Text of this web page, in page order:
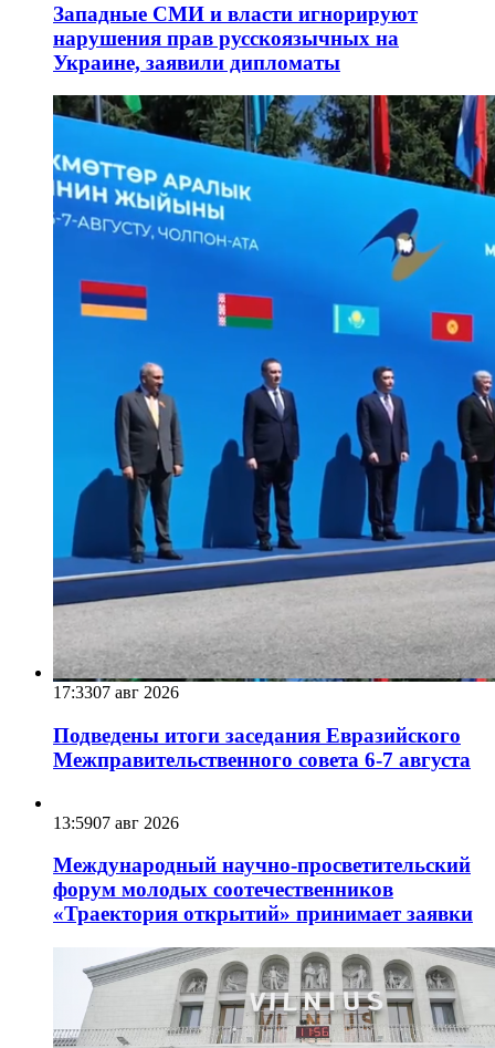
Западные СМИ и власти игнорируют
нарушения прав русскоязычных на
Украине, заявили дипломаты
17:3307 авг 2026
Подведены итоги заседания Евразийского
Межправительственного совета 6-7 августа
13:5907 авг 2026
Международный научно-просветительский
форум молодых соотечественников
«Траектория открытий» принимает заявки